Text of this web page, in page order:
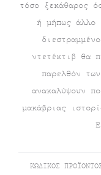
τόσο ξεκάθαρος
ή μήπως άλλο
ντετέκτιβ θα
παρελθόν
ανακαλύψουν
μακάβριας
ΚΩΔΙΚΌΣ